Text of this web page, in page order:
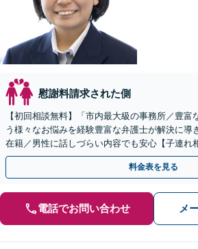
慰謝料請求された側
【初回相談無料】「市内最大級の事務所／豊富
う様々なお悩みを経験豊富な弁護士が解決に導
在籍／男性に話しづらい内容でも安心【子連れ
相談可】
料金表を見る
電話でお問い合わせ メ